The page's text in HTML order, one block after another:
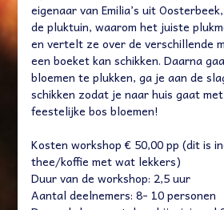
eigenaar van Emilia’s uit
de pluktuin, waarom het juiste
en vertelt ze over de verschillende
een boeket kan schikken. Daarna
bloemen te plukken, ga je aan de
schikken zodat je naar huis gaat
feestelijke bos bloemen!
Kosten workshop € 50,00 pp (dit is
thee/koffie met wat lekkers)
Duur van de workshop: 2,5 uur
Aantal deelnemers: 8- 10 personen